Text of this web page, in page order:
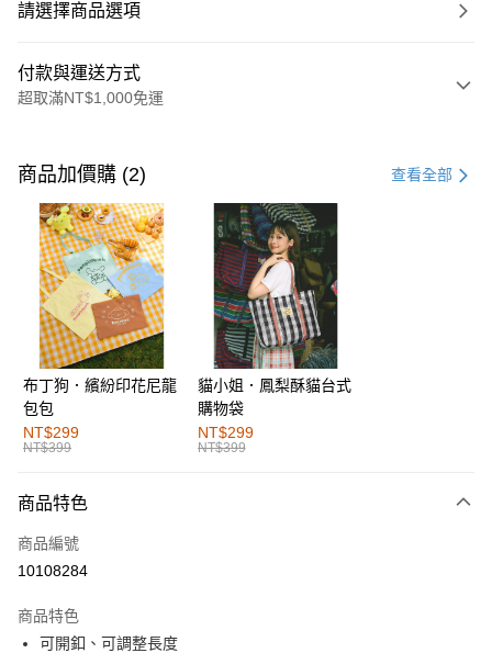
請選擇商品選項
付款與運送方式
超取滿NT$1,000免運
信用卡一次付款
購物金
超商取貨付款
LINE Pay
街口支付
運送方式
全家取貨付款
每筆NT$60，滿NT$1,000(含以上)免運費
付款後全家取貨
萊爾富取貨付款
付款後萊爾富取貨
商品加價購 (2) 查看全部
布丁狗．繽紛印花尼龍
包包
NT$299
NT$399
貓小姐．鳳梨酥貓台式
購物袋
NT$299
NT$399
商品特色
商品編號
10108284
商品特色
可開釦、可調整長度